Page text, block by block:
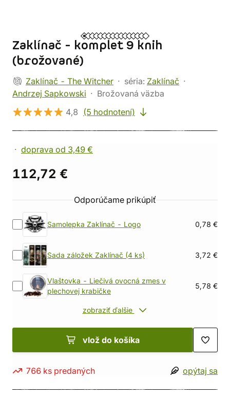
Zaklínač - komplet 9 knih
(brožované)
Zaklínač - The Witcher séria: Zaklínač
Andrzej Sapkowski
Brožovaná väzba
4,8
(5 hodnotení)
doprava od 3,49 €
112,72 €
Odporúčame prikúpiť
Samolepka Zaklínač - Logo 0,78 €
Sada záložek Zaklínač (4 ks) 3,72 €
Vlaštovka - Liečivá ovocná zmes v
plechovej krabičke
5,78 €
zobraziť ďalšie
vlož do košíka
766 ks predaných opýtaj sa